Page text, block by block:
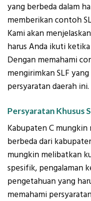
yang berbeda dalam
memberikan contoh
Kami akan
harus Anda ikuti
Dengan memahami
mengirimkan SLF
persyaratan daerah ini.
Persyaratan Khusus
Kabupaten C
berbeda dari
mungkin melibatkan
spesifik, pengalaman
pengetahuan yang
memahami